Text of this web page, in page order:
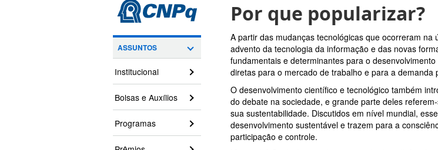
ASSUNTOS
Institucional
Bolsas e Auxílios
Programas
Por que popularizar?
A partir das mudanças tecnológicas que ocorreram
advento da tecnologia da informação e das novas
fundamentais e determinantes para o
diretas para o mercado de trabalho e para a demanda
O desenvolvimento científico e tecnológico também
do debate na sociedade, e grande parte deles
sua sustentabilidade. Discutidos em nível mundial,
desenvolvimento sustentável e trazem para a
participação e controle.